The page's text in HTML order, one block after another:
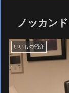
ノッカン
いいもの紹介